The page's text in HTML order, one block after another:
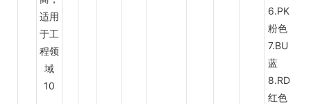
6.PK
粉色
7.BU
蓝
8.RD
红色